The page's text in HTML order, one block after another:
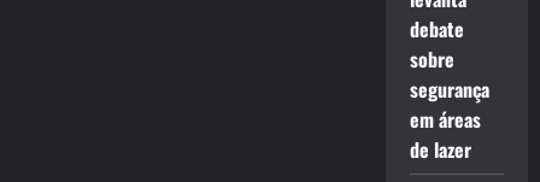
debate
sobre
segurança
em áreas
de lazer